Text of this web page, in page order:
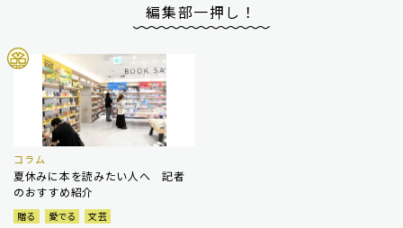
編集部一押し！
コラム
夏休みに本を読みたい人へ 記者
のおすすめ紹介
贈る 愛でる
文芸